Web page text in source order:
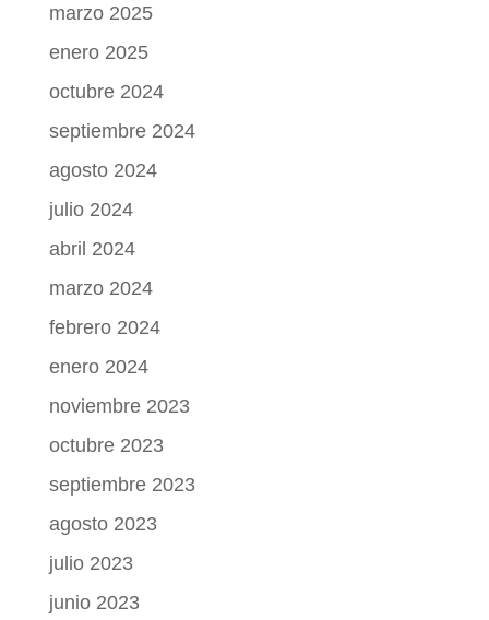
marzo 2025
enero 2025
octubre 2024
septiembre 2024
agosto 2024
julio 2024
abril 2024
marzo 2024
febrero 2024
enero 2024
noviembre 2023
octubre 2023
septiembre 2023
agosto 2023
julio 2023
junio 2023